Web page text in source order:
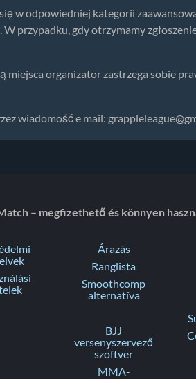
w odpowiedniej kategorii
przypadku, gdy otrzymamy
miejsca organizator zastrzega sobie
wiadomość e mail:
– megfizethető és könnyen
Árazás
Ranglista
Smoothcomp
alternatíva
BJJ
versenyszervező
szoftver
MMA-